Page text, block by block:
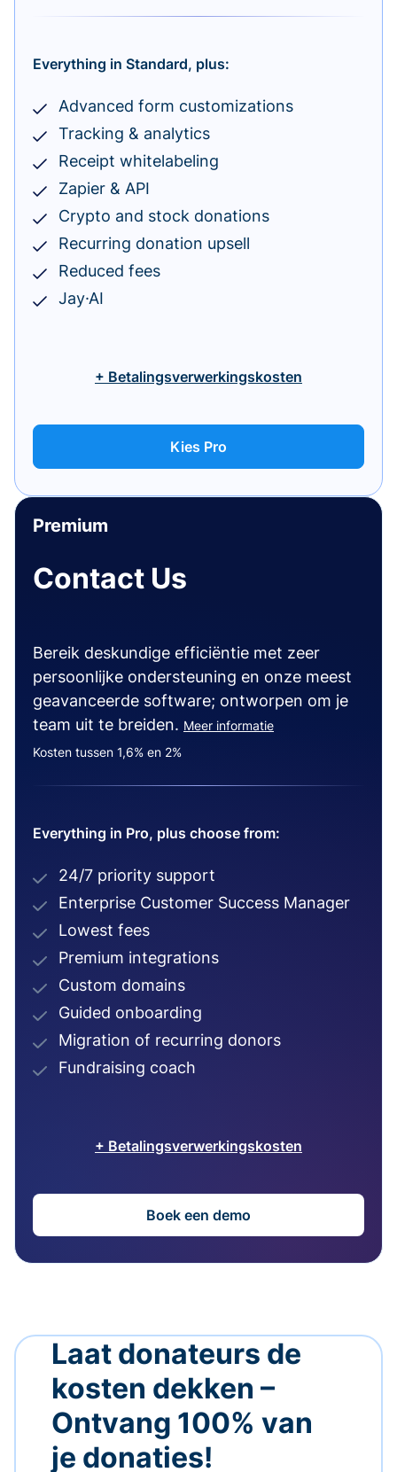
Everything in Standard, plus:
Advanced form customizations
Tracking & analytics
Receipt whitelabeling
Zapier & API
Crypto and stock donations
Recurring donation upsell
Reduced fees
Jay·AI
+ Betalingsverwerkingskosten
Kies Pro
Premium
Contact Us
Bereik deskundige efficiëntie met zeer
persoonlijke ondersteuning en onze meest
geavanceerde software; ontworpen om je
team uit te breiden. Meer informatie
Kosten tussen 1,6% en 2%
Everything in Pro, plus choose from:
24/7 priority support
Enterprise Customer Success Manager
Lowest fees
Premium integrations
Custom domains
Guided onboarding
Migration of recurring donors
Fundraising coach
+ Betalingsverwerkingskosten
Boek een demo
Laat donateurs de
kosten dekken –
Ontvang 100% van
je donaties!